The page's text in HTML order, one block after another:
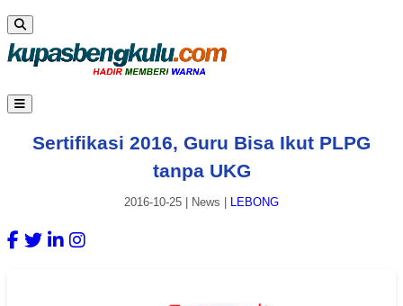
Sertifikasi 2016, Guru Bisa Ikut PLPG
tanpa UKG
2016-10-25 News LEBONG